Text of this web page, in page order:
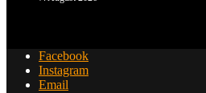
Facebook
Instagram
Email